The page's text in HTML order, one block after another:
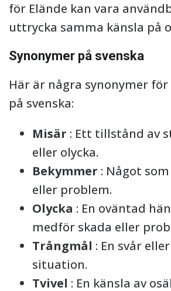
för Elände kan vara
uttrycka samma känsla på
Synonymer på svenska
Här är några synonymer
på svenska:
Misär : Ett tillstånd av
eller olycka.
Bekymmer : Något
eller problem.
Olycka : En oväntad
medför skada eller
Trångmål : En svår
situation.
Tvivel : En känsla av